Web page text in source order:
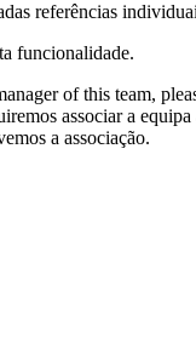
referências
funcionalidade.
of this team,
associar a equipa
a associação.